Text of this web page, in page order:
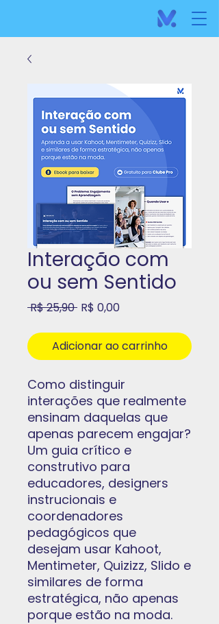
Interação com
ou sem Sentido
R$ 25,90 Preço
R$ 0,00Preço
Adicionar ao carrinho
Como distinguir
interações que realmente
ensinam daquelas que
apenas parecem engajar?
Um guia crítico e
construtivo para
educadores, designers
instrucionais e
coordenadores
pedagógicos que
desejam usar Kahoot,
Mentimeter, Quizizz, Slido e
similares de forma
estratégica, não apenas
porque estão na moda.